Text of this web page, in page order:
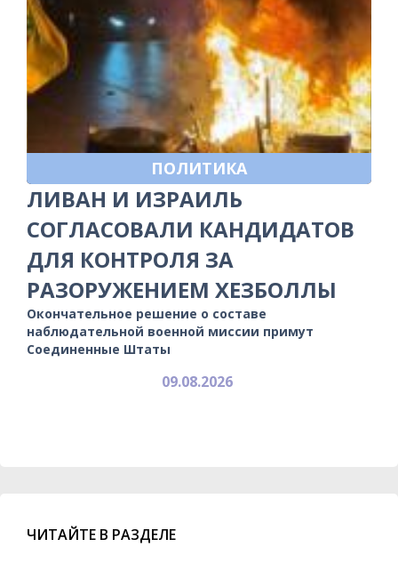
ПОЛИТИКА
ЛИВАН И ИЗРАИЛЬ
СОГЛАСОВАЛИ КАНДИДАТОВ
ДЛЯ КОНТРОЛЯ ЗА
РАЗОРУЖЕНИЕМ ХЕЗБОЛЛЫ
Окончательное решение о составе
наблюдательной военной миссии примут
Соединенные Штаты
09.08.2026
ЧИТАЙТЕ В РАЗДЕЛЕ